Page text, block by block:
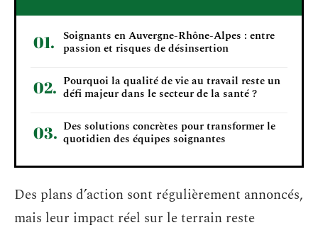
Soignants en Auvergne-Rhône-Alpes : entre
passion et risques de désinsertion
Pourquoi la qualité de vie au travail reste un
défi majeur dans le secteur de la santé ?
Des solutions concrètes pour transformer le
quotidien des équipes soignantes
Des plans d’action sont régulièrement annoncés,
mais leur impact réel sur le terrain reste